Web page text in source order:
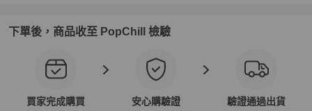
下單後，商品收至 PopChill 檢驗
買家完成購買 安心購驗證 驗證通過出貨